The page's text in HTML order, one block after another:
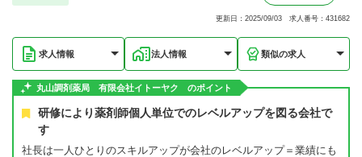
更新日：2025/09/03 求人番号：431682
求人情報 法人情報 類似の求人
丸山調剤薬局 有限会社イトーヤク のポイント
研修により薬剤師個人単位でのレベルアップを図る会社で
す
社長は一人ひとりのスキルアップが会社のレベルアップ＝業績にも